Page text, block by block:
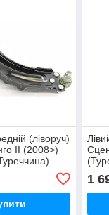
(ліворуч)
II (2008>)
1